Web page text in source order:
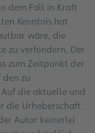
dem Fall in Kraft
Kenntnis hat
wäre, die
zu verhindern. Der
zum Zeitpunkt der
zu
die aktuelle und
die Urheberschaft
Autor keinerlei